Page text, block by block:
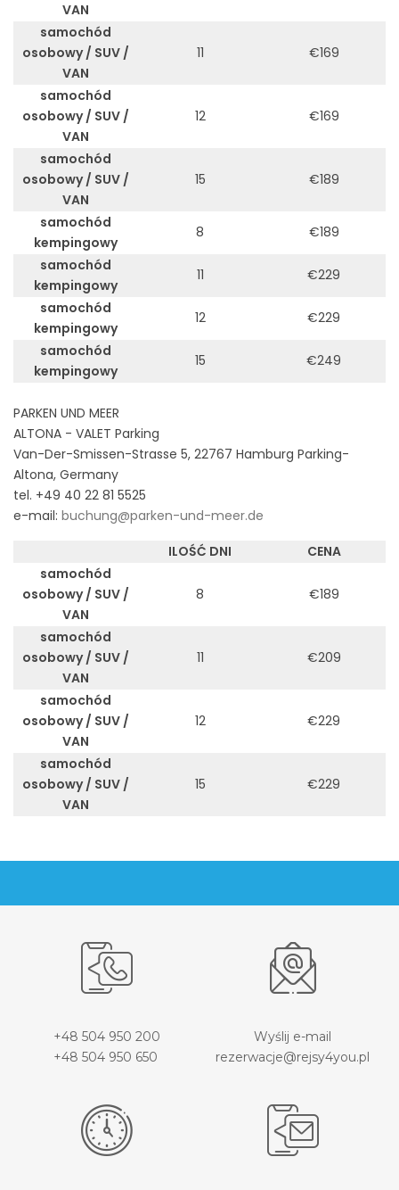
VAN
samochód
osobowy / SUV /
VAN
11 €169
samochód
osobowy / SUV /
VAN
12 €169
samochód
osobowy / SUV /
VAN
15 €189
samochód
kempingowy
8
€189
samochód
kempingowy
11
€229
samochód
kempingowy
12
€229
samochód
kempingowy
15 €249
PARKEN UND MEER
ALTONA - VALET Parking
Van-Der-Smissen-Strasse 5, 22767 Hamburg Parking-
Altona, Germany
tel. +49 40 22 81 5525
e-mail: buchung@parken-und-meer.de
ILOŚĆ DNI
CENA
samochód
osobowy / SUV /
VAN
8 €189
samochód
osobowy / SUV /
VAN
11 €209
samochód
osobowy / SUV /
VAN
12 €229
samochód
osobowy / SUV /
VAN
15 €229
+48 504 950 200
+48 504 950 650
Wyślij e-mail
rezerwacje@rejsy4you.pl